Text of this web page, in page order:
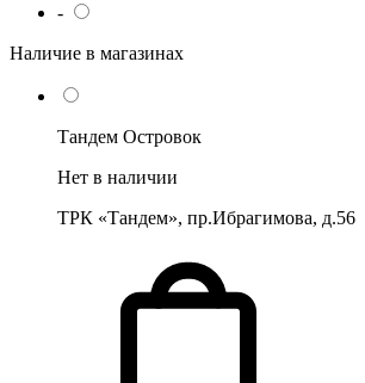
-
Наличие в магазинах
Тандем Островок
Нет в наличии
ТРК «Тандем», пр.Ибрагимова, д.56